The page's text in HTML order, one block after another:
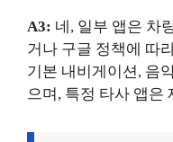
A3: 네, 일부 앱은 차
거나 구글 정책에 따
기본 내비게이션, 음
으며, 특정 타사 앱은